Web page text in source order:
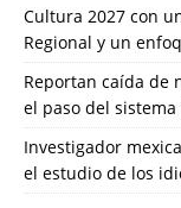
Cultura 2027 con
Regional y un
Reportan caída de
el paso del
Investigador
el estudio de los